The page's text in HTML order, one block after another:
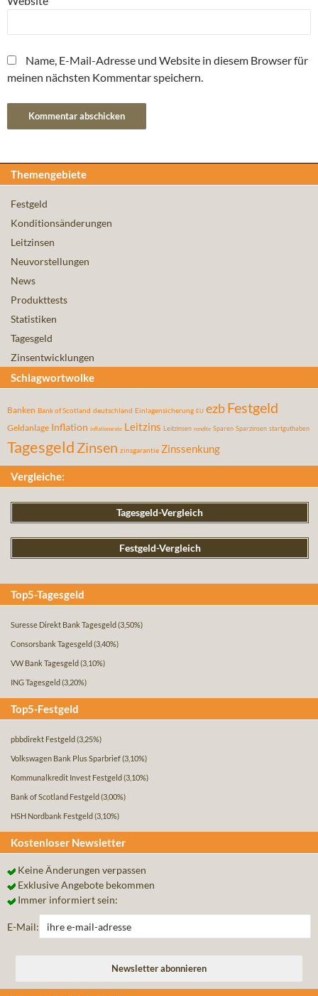
Name, E-Mail-Adresse und Website in diesem Browser für
meinen nächsten Kommentar speichern.
Themengebiete
Festgeld
Konditionsänderungen
Leitzinsen
Neuvorstellungen
News
Produkttests
Statistiken
Tagesgeld
Zinsentwicklungen
Schlagwortwolke
Banken Bank of Scotland deutschland Einlagensicherung EU ezbFestgeld
Geldanlage Inflation inflationsrate Leitzins Leitzinsen rendite Sparen Sparzinsen startguthaben
Tagesgeld Zinsen zinsgarantie Zinssenkung
Vergleiche:
Tagesgeld-Vergleich
Festgeld-Vergleich
Top5-Tagesgeld
Suresse Direkt Bank Tagesgeld (3,50%)
Consorsbank Tagesgeld (3,40%)
VW Bank Tagesgeld (3,10%)
ING Tagesgeld (3,20%)
Top5-Festgeld
pbbdirekt Festgeld (3,25%)
Volkswagen Bank Plus Sparbrief(3,10%)
Kommunalkredit Invest Festgeld (3,10%)
Bank of Scotland Festgeld (3,00%)
HSH Nordbank Festgeld (3,10%)
Kostenloser Newsletter
Keine Änderungen verpassen
Exklusive Angebote bekommen
Immer informiert sein:
E-Mail: